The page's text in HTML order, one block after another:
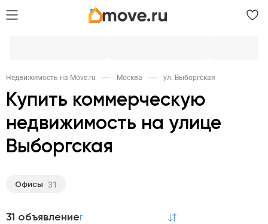
Недвижимость на Move.ru Москва ул. Выборгская
Купить коммерческую
недвижимость на улице
Выборгская
Офисы 31
31 объявление